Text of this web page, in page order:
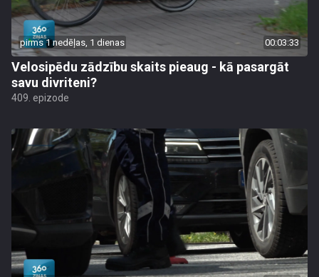
pirms 1 nedēļas, 1 dienas 00:03:33
Velosipēdu zādzību skaits pieaug - kā pasargāt
savu divriteni?
409. epizode